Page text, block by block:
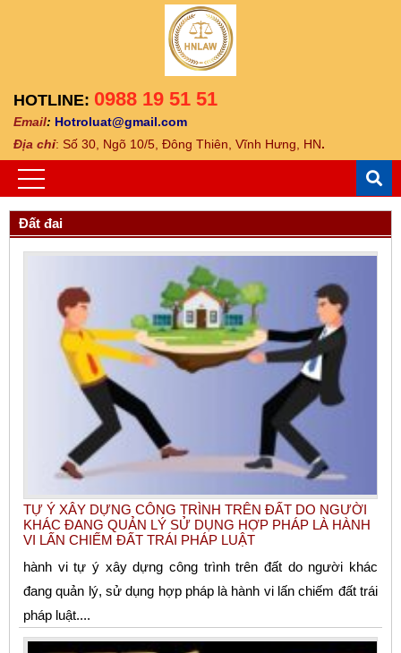
HOTLINE: 0988 19 51 51
Email: Hotroluat@gmail.com
Địa chỉ: Số 30, Ngõ 10/5, Đông Thiên, Vĩnh Hưng, HN.
Đất đai
TỰ Ý XÂY DỰNG CÔNG TRÌNH TRÊN ĐẤT DO NGƯỜI
KHÁC ĐANG QUẢN LÝ SỬ DỤNG HỢP PHÁP LÀ HÀNH
VI LẤN CHIẾM ĐẤT TRÁI PHÁP LUẬT
hành vi tự ý xây dựng công trình trên đất do người khác
đang quản lý, sử dụng hợp pháp là hành vi lấn chiếm đất trái
pháp luật....